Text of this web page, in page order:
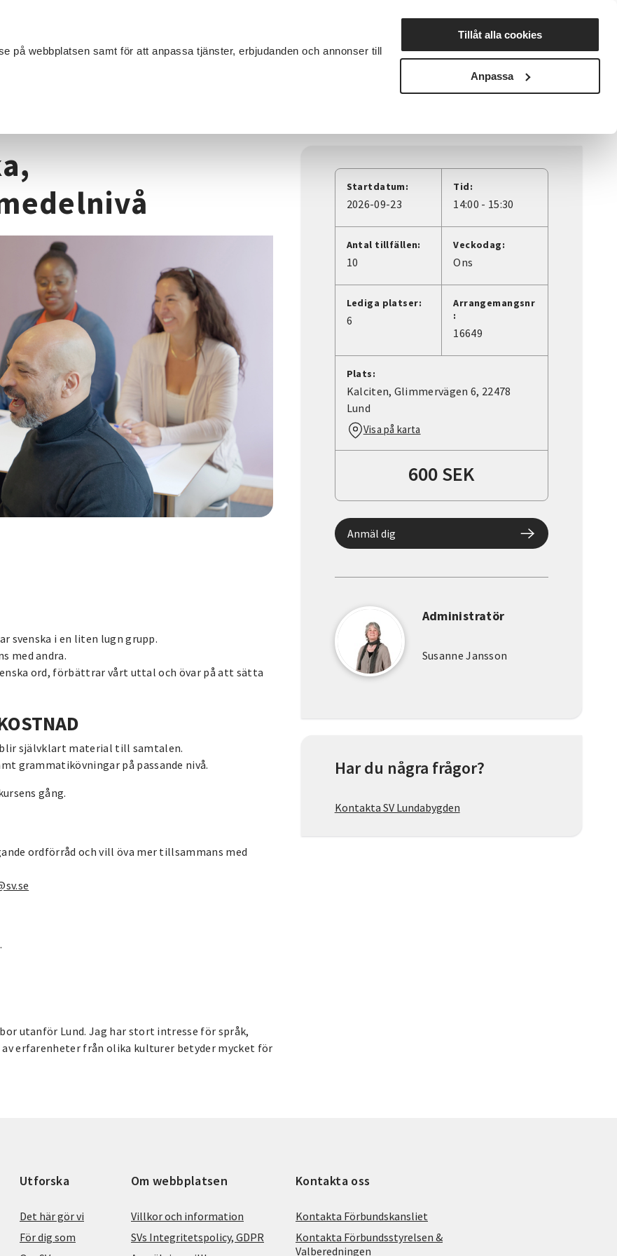
på webbplatsen samt för att anpassa tjänster, erbjudanden och annonser till
Tillåt alla cookies
Anpassa
Nyheter Avdelningar
svenska i en liten lugn grupp.
med andra.
ord, förbättrar vårt uttal och övar på att sätta
självklart material till samtalen.
grammatikövningar på passande nivå.
gång.
ordförråd och vill öva mer tillsammans med
utanför Lund. Jag har stort intresse för språk,
erfarenheter från olika kulturer betyder mycket för
Startdatum:
2026-09-23
Tid:
14:00 - 15:30
Antal tillfällen:
10
Veckodag:
Ons
Lediga platser:
6
Arrangemangsnr
:
16649
Plats:
Kalciten, Glimmervägen 6, 22478
Lund
Visa på karta
600 SEK
Anmäl dig
Administratör
Susanne Jansson
Har du några frågor?
Kontakta SV Lundabygden
Utforska
Det här gör vi
För dig som
Om webbplatsen
Villkor och information
SVs Integritetspolicy, GDPR
Kontakta oss
Kontakta Förbundskansliet
Kontakta Förbundsstyrelsen &
Valberedningen